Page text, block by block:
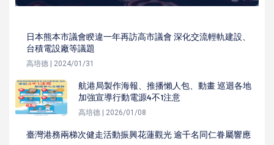
日本熊本市議會睽違一年再訪高市議會 深化交流輕軌建設、
台積電設廠等議題
高培德 | 2024/01/31
航港局製作海報、推播懶人包、動畫 巡迴各地
加強宣導行動電源4不1注意
高培德 | 2026/01/08
臺灣港務兩梯次健走活動振興花蓮觀光 逾千名同仁眷屬響應